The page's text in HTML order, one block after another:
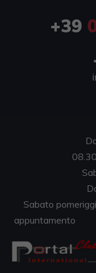
+39
Sabato
Dal 04/
Sabato
appuntamento